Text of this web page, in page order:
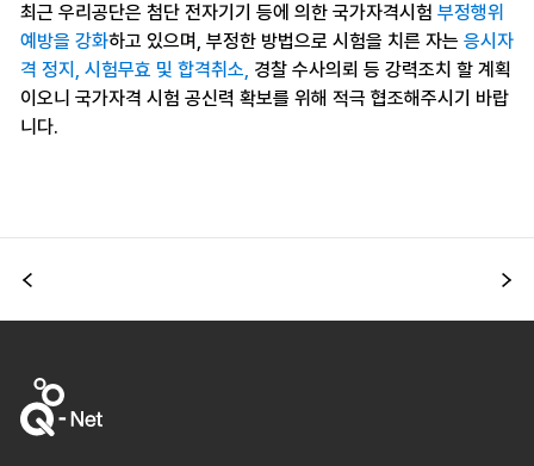
최근 우리공단은 첨단 전자기기 등에 의한 국가자격시험 부정행위
예방을 강화하고 있으며, 부정한 방법으로 시험을 치른 자는 응시자
격 정지, 시험무효 및 합격취소, 경찰 수사의뢰 등 강력조치 할 계획
이오니 국가자격 시험 공신력 확보를 위해 적극 협조해주시기 바랍
니다.
이전